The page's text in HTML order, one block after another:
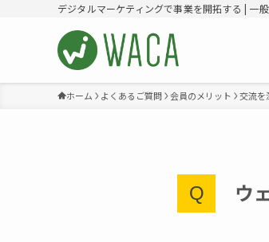
デジタルマーケティングで事業を開拓する | 一
ホーム よくあるご質問 会員のメリット 交流を
ウ